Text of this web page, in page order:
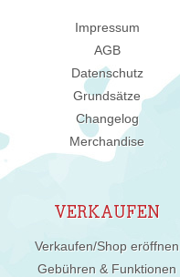
Impressum
AGB
Datenschutz
Grundsätze
Changelog
Merchandise
VERKAUFEN
Verkaufen/Shop eröffnen
Gebühren & Funktionen